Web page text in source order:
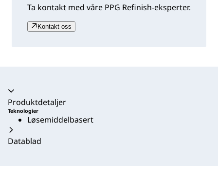
Ta kontakt med våre PPG Refinish-eksperter.
Kontakt oss
Trekkspill kollapset
Produktdetaljer
Teknologier
Løsemiddelbasert
Datablad